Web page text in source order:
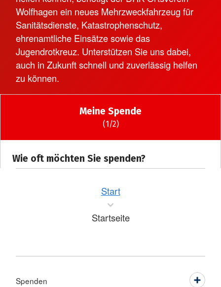
Wolfhagen ein neues Mehrzweckfahrzeug für
Sanitätsdienste, Katastrophenschutz,
ehrenamtliche Einsätze sowie das
Jugendrotkreuz. Unterstützen Sie uns dabei,
auch in Zukunft schnell und zuverlässig helfen
zu können.
Start
Startseite
Spenden